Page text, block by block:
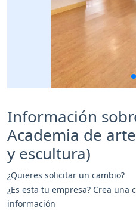
Información
Academia de
y escultura)
¿Quieres solicitar un cambio?
¿Es esta tu empresa? Crea
información